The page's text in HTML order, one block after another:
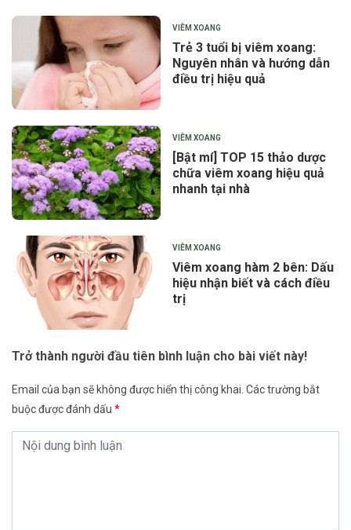
VIÊM XOANG
Trẻ 3 tuổi bị viêm xoang:
Nguyên nhân và hướng dẫn
điều trị hiệu quả
VIÊM XOANG
[Bật mí] TOP 15 thảo dược
chữa viêm xoang hiệu quả
nhanh tại nhà
VIÊM XOANG
Viêm xoang hàm 2 bên: Dấu
hiệu nhận biết và cách điều
trị
Trở thành người đầu tiên bình luận cho bài viết này!
Email của bạn sẽ không được hiển thị công khai. Các trường bắt
buộc được đánh dấu *